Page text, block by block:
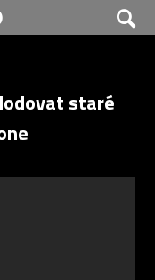
staré